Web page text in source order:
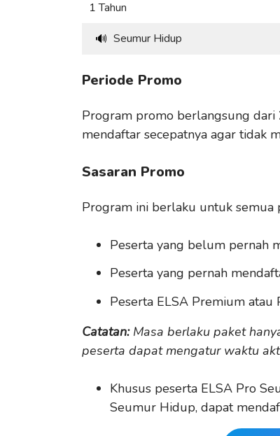
1 Tahun
🔊 Seumur Hidup
Periode Promo
Program promo berlangsung dari
mendaftar secepatnya agar tidak
Sasaran Promo
Program ini berlaku untuk semua
Peserta yang belum pernah
Peserta yang pernah
Peserta ELSA Premium atau
Catatan:Masa berlaku paket
peserta dapat mengatur waktu
Khusus peserta ELSA Pro
Seumur Hidup, dapat